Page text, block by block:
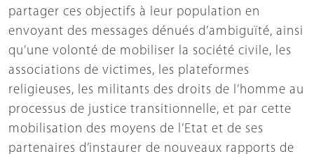
partager ces objectifs à leur population en
envoyant des messages dénués d’ambiguïté, ainsi
qu’une volonté de mobiliser la société civile, les
associations de victimes, les plateformes
religieuses, les militants des droits de l’homme au
processus de justice transitionnelle, et par cette
mobilisation des moyens de l’Etat et de ses
partenaires d’instaurer de nouveaux rapports de